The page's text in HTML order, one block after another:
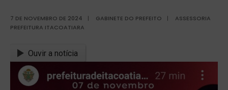
7 DE NOVEMBRO DE 2024 | GABINETE DO PREFEITO |
ASSESSORIA
PREFEITURA ITACOATIARA
Ouvir a notícia